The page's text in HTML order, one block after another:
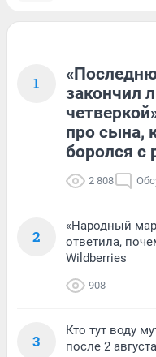
1
закончил
про сына,
боролся с
2 808
2
«Народный
ответила,
Wildberries
908
3
Кто тут воду
после 2 августа